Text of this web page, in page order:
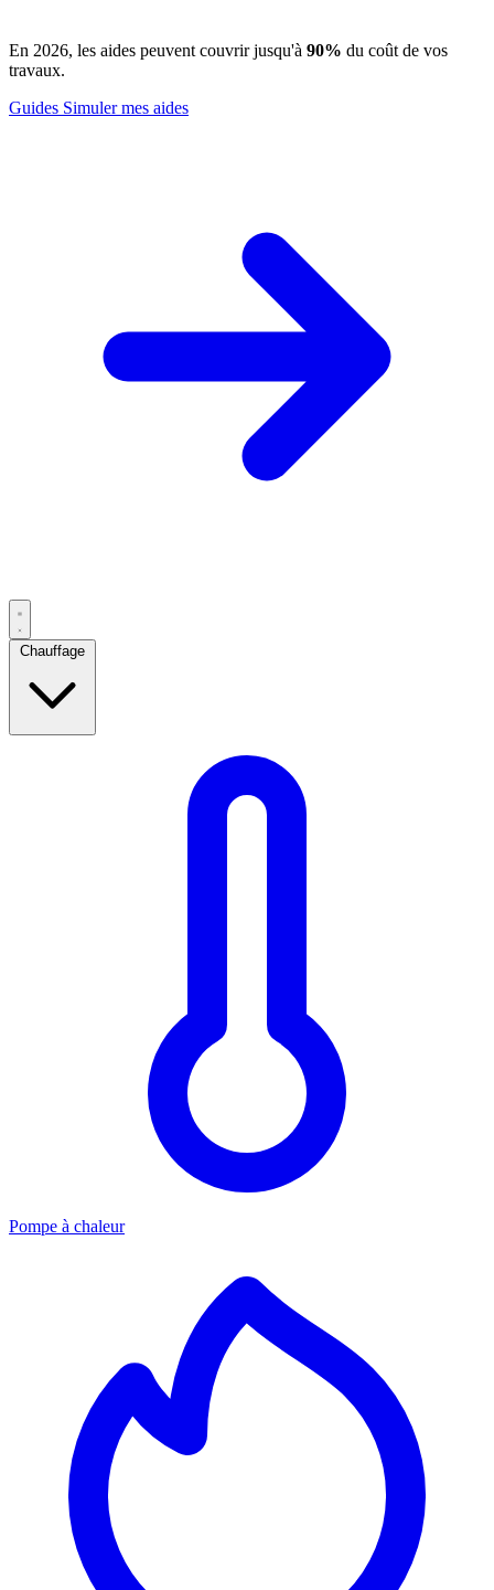
En 2026, les aides peuvent couvrir jusqu'à 90% du coût de vos
travaux.
Guides Simuler mes aides
Pompe à chaleur